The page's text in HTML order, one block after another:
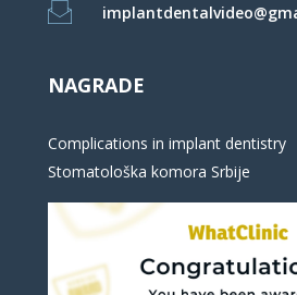
NAGRADE
Complications in implant dentistry
Stomatološka komora Srbije